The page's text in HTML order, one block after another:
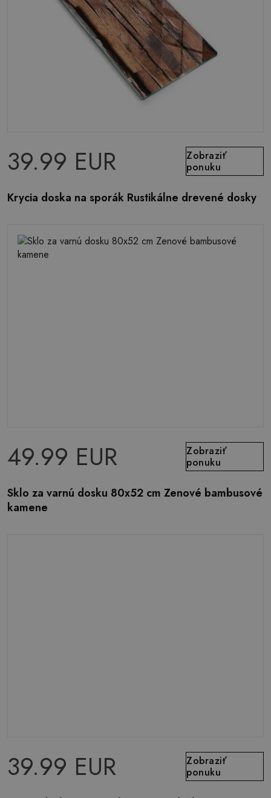
39.99 EUR
Zobraziť
ponuku
Krycia doska na sporák Rustikálne drevené dosky
49.99 EUR
Zobraziť
ponuku
Sklo za varnú dosku 80x52 cm Zenové bambusové
kamene
39.99 EUR
Zobraziť
ponuku